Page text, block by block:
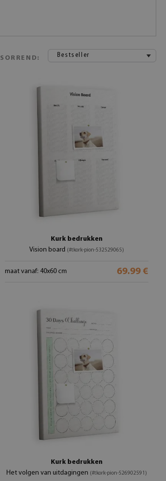
SORREND: Bestseller
Kurk bedrukken
Vision board (#tkork-pion-532529065)
maat vanaf: 40x60 cm 69.99 €
Kurk bedrukken
Het volgen van uitdagingen (#tkork-pion-526902591)